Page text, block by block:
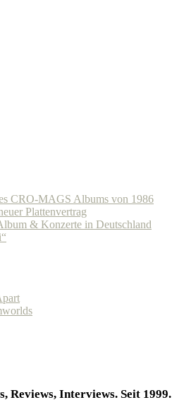
CRO-MAGS Albums von 1986
Plattenvertrag
& Konzerte in Deutschland
Reviews, Interviews. Seit 1999.